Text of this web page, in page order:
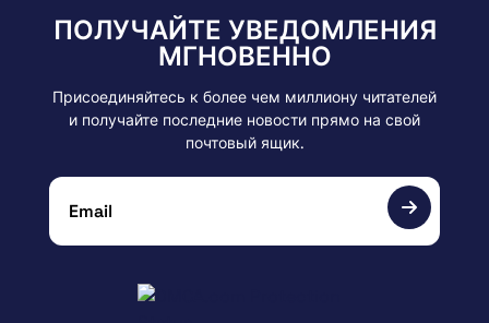
ПОЛУЧАЙТЕ УВЕДОМЛЕНИЯ
МГНОВЕННО
Присоединяйтесь к более чем миллиону читателей
и получайте последние новости прямо на свой
почтовый ящик.